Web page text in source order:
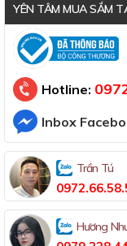
YÊN TÂM MUA SẮM
Đã thông báo Bộ
Hotline:
Inbox
Trần Tú
Hương